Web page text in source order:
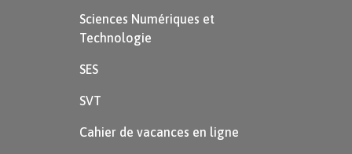
Sciences Numériques et
Technologie
SES
SVT
Cahier de vacances en ligne